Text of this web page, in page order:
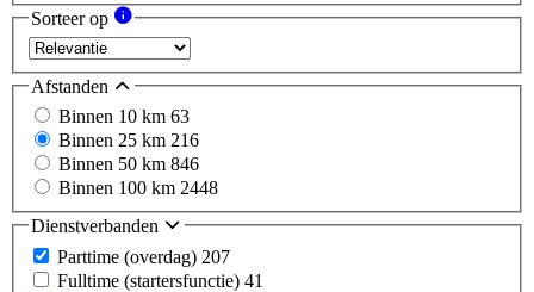
Sorteer op
Afstanden
Binnen 10 km 63
Binnen 25 km 216
Binnen 50 km 846
Binnen 100 km 2448
Dienstverbanden
Parttime (overdag) 207
Fulltime (startersfunctie) 41